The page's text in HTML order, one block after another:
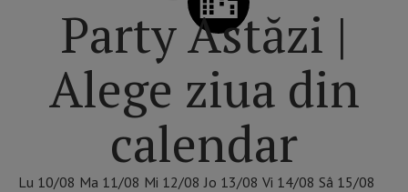
Party Astăzi |
Alege ziua din
calendar
Lu 10/08 Ma 11/08 Mi 12/08 Jo 13/08 Vi 14/08 Sâ 15/08